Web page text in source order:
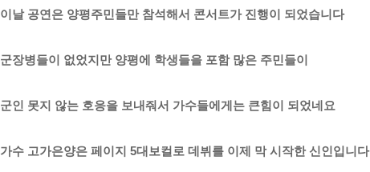
이날 공연은 양평주민들만 참석해서 콘서트가 진행이 되었습니다
군장병들이 없었지만 양평에 학생들을 포함 많은 주민들이
군인 못지 않는 호응을 보내줘서 가수들에게는 큰힘이 되었네요
가수 고가은양은 페이지 5대보컬로 데뷔를 이제 막 시작한 신인입니다